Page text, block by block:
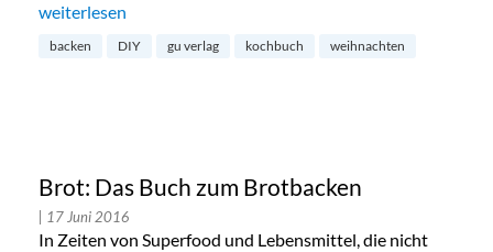
„Weihnachten: Mit Liebe backen und verpacken“
weiterlesen
backen DIY gu verlag kochbuch weihnachten
Brot: Das Buch zum Brotbacken
| 17 Juni 2016
In Zeiten von Superfood und Lebensmittel, die nicht